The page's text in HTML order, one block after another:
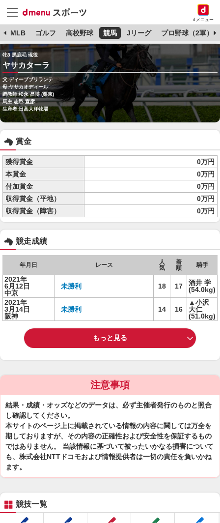
dメニュー
MLB ゴルフ 高校野球 競馬 Jリーグ プロ野球（2軍）
牝8 黒鹿毛 現役
ヤサカターラ
父:ディープブリランテ
母:ヤサカオディール
調教師:松永 昌博 (栗東)
馬主:志邑 宣彦
生産者:日高大洋牧場
賞金
獲得賞金
0万円
本賞金
0万円
付加賞金
0万円
収得賞金（平地）
0万円
収得賞金（障害）
0万円
競走成績
年月日 レース
人
気
着
順
騎手
2021年
6月12日
中京
未勝利 18 17
酒井 学
(54.0kg)
2021年
3月14日
阪神
未勝利 14 16
▲小沢
大仁
(51.0kg)
もっと見る
注意事項
結果・成績・オッズなどのデータは、必ず主催者発行のものと照合
し確認してください。
本サイトのページ上に掲載されている情報の内容に関しては万全を
期しておりますが、その内容の正確性および安全性を保証するもの
ではありません。 当該情報に基づいて被ったいかなる損害について
も、株式会社NTTドコモおよび情報提供者は一切の責任を負いかね
ます。
競技一覧